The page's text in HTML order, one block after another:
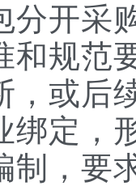
分开采
和规范
，或后
绑定，
制，要